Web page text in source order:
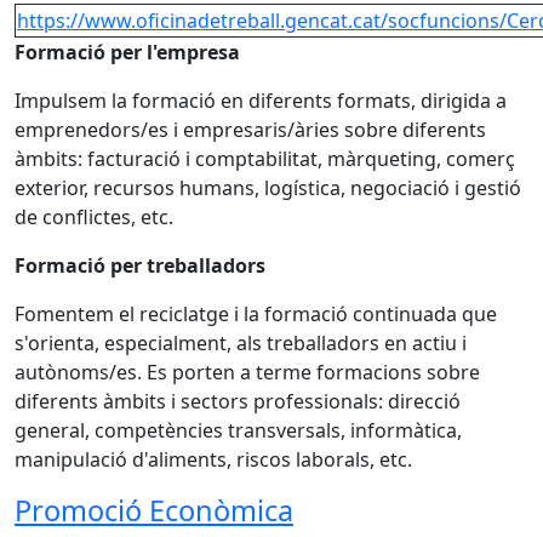
https://www.oficinadetreball.gencat.cat/socfuncions/
Formació per l'empresa
Impulsem la formació en diferents formats, dirigida a
emprenedors/es i empresaris/àries sobre diferents
àmbits: facturació i comptabilitat, màrqueting, comerç
exterior, recursos humans, logística, negociació i gestió
de conflictes, etc.
Formació per treballadors
Fomentem el reciclatge i la formació continuada que
s'orienta, especialment, als treballadors en actiu i
autònoms/es. Es porten a terme formacions sobre
diferents àmbits i sectors professionals: direcció
general, competències transversals, informàtica,
manipulació d'aliments, riscos laborals, etc.
Promoció Econòmica